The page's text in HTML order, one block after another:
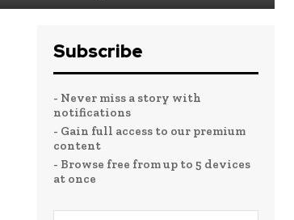
Subscribe
- Never miss a story with
notifications
- Gain full access to our premium
content
- Browse free from up to 5 devices
at once